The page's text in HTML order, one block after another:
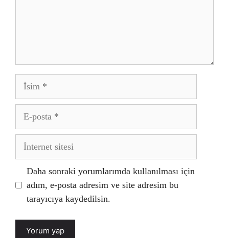
İsim
posta
İnternet
Daha sonraki yorumlarımda kullanılması için
adım, e-posta adresim ve site adresim bu
tarayıcıya kaydedilsin.